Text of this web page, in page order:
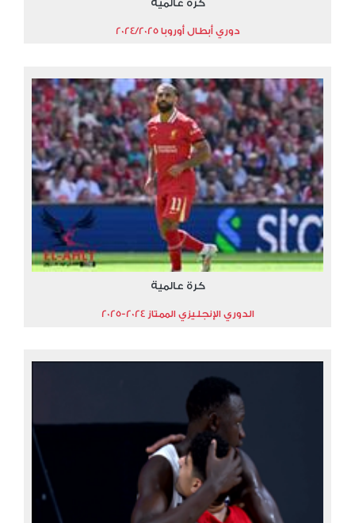
كرة عالمية
دوري أبطال أوروبا 2024/2025
كرة عالمية
الدوري الإنجليزي الممتاز 2024-2025